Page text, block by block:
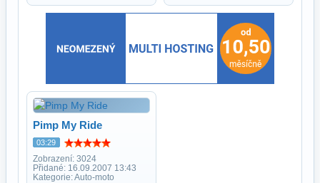
Pimp My Ride
03:29
Zobrazení: 3024
Přidané: 16.09.2007 13:43
Kategorie: Auto-moto